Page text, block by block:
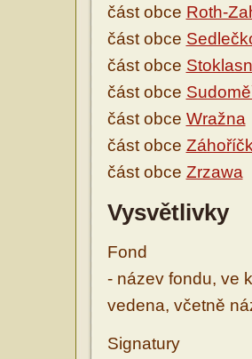
část obce Roth-
část obce
část obce
část obce
část obce Wražna
část obce
část obce Zrzawa
Vysvětlivky
Fond
- název fondu, ve
vedena, včetně
Signatury